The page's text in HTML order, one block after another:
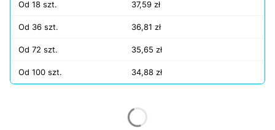
Od 18 szt. 37,59 zł
Od 36 szt. 36,81 zł
Od 72 szt. 35,65 zł
Od 100 szt. 34,88 zł
Poszczególne warianty mogą różnić się ceną